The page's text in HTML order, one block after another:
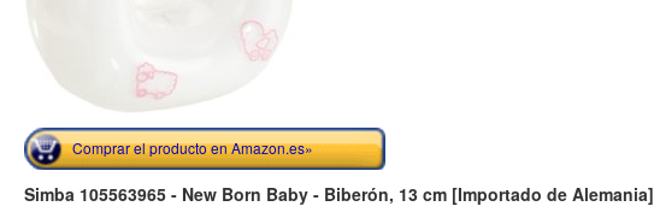
Comprar el producto en Amazon.es»
Simba 105563965 - New Born Baby - Biberón, 13 cm [Importado de Alemania]